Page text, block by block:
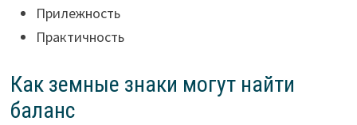
Прилежность
Практичность
Как земные знаки могут найти
баланс